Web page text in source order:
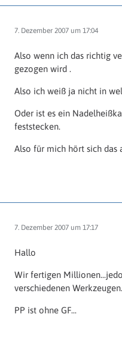
7. Dezember 2007 um 17:04
Also wenn ich das richtig
gezogen wird .
Also ich weiß ja nicht in
Oder ist es ein
feststecken.
Also für mich hört sich das
7. Dezember 2007 um 17:17
Hallo
Wir fertigen
verschiedenen
PP ist ohne GF...